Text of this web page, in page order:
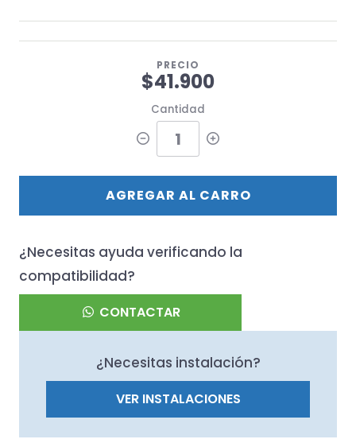
PRECIO
$41.900
Cantidad
AGREGAR AL CARRO
¿Necesitas ayuda verificando la
compatibilidad?
CONTACTAR
¿Necesitas instalación?
VER INSTALACIONES